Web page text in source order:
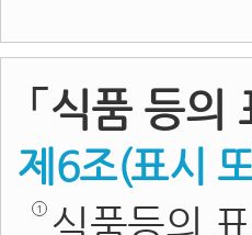
「식품 등
제6조(표시
식품등의